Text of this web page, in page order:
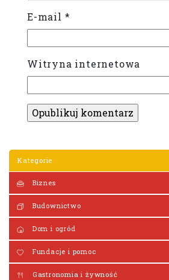
Kategorie
Biznes
Budownictwo
Dom i ogród
Fundacje i pomoc
Gastronomia i żywność
E-mail *
Witryna internetowa